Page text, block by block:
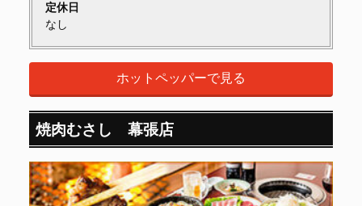
定休日
なし
ホットペッパーで見る
焼肉むさし 幕張店